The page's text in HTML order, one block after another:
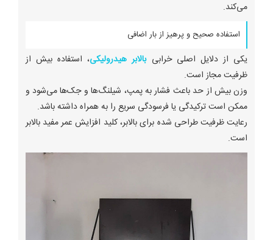
می‌کند.
استفاده صحیح و پرهیز از بار اضافی
یکی از دلایل اصلی خرابیبالابر هیدرولیکی، استفاده بیش از
ظرفیت مجاز است.
وزن بیش از حد باعث فشار به پمپ، شیلنگ‌ها و جک‌ها می‌شود و
ممکن است ترکیدگی یا فرسودگی سریع را به همراه داشته باشد.
رعایت ظرفیت طراحی شده برای بالابر، کلید افزایش عمر مفید بالابر
است.